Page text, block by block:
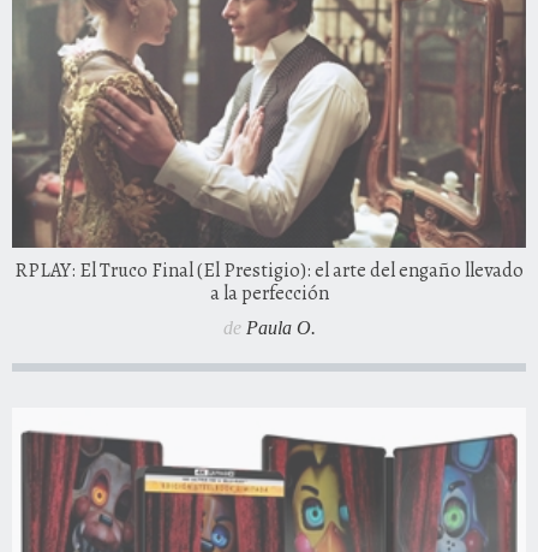
RPLAY: El Truco Final (El Prestigio): el arte del engaño llevado
a la perfección
de Paula O.